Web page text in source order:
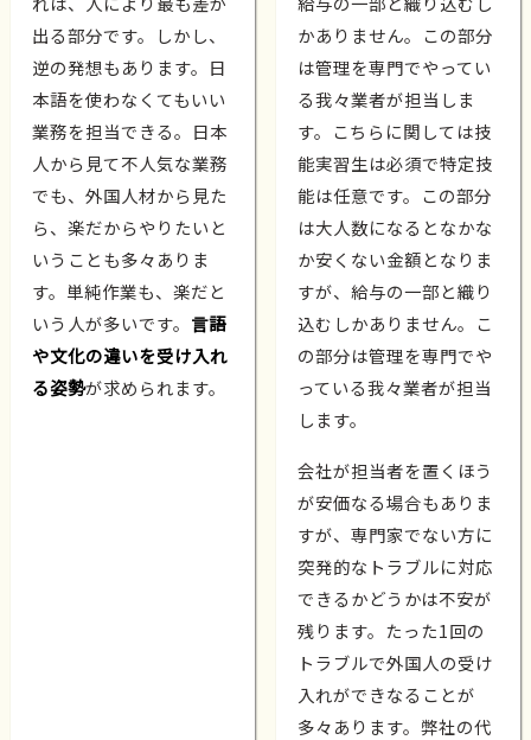
出る部分です。しかし、
逆の発想もあります。日
本語を使わなくてもいい
業務を担当できる。日本
人から見て不人気な業務
でも、外国人材から見た
ら、楽だからやりたいと
いうことも多々ありま
す。単純作業も、楽だと
いう人が多いです。 言語
や文化の違いを受け入れ
る姿勢が求められます。
かありません。この部分
は管理を専門でやってい
る我々業者が担当しま
す。こちらに関しては技
能実習生は必須で特定技
能は任意です。この部分
は大人数になるとなかな
か安くない金額となりま
すが、給与の一部と織り
込むしかありません。こ
の部分は管理を専門でや
っている我々業者が担当
します。
会社が担当者を置くほう
が安価なる場合もありま
すが、専門家でない方に
突発的なトラブルに対応
できるかどうかは不安が
残ります。たった1回の
トラブルで外国人の受け
入れができなることが
多々あります。弊社の代